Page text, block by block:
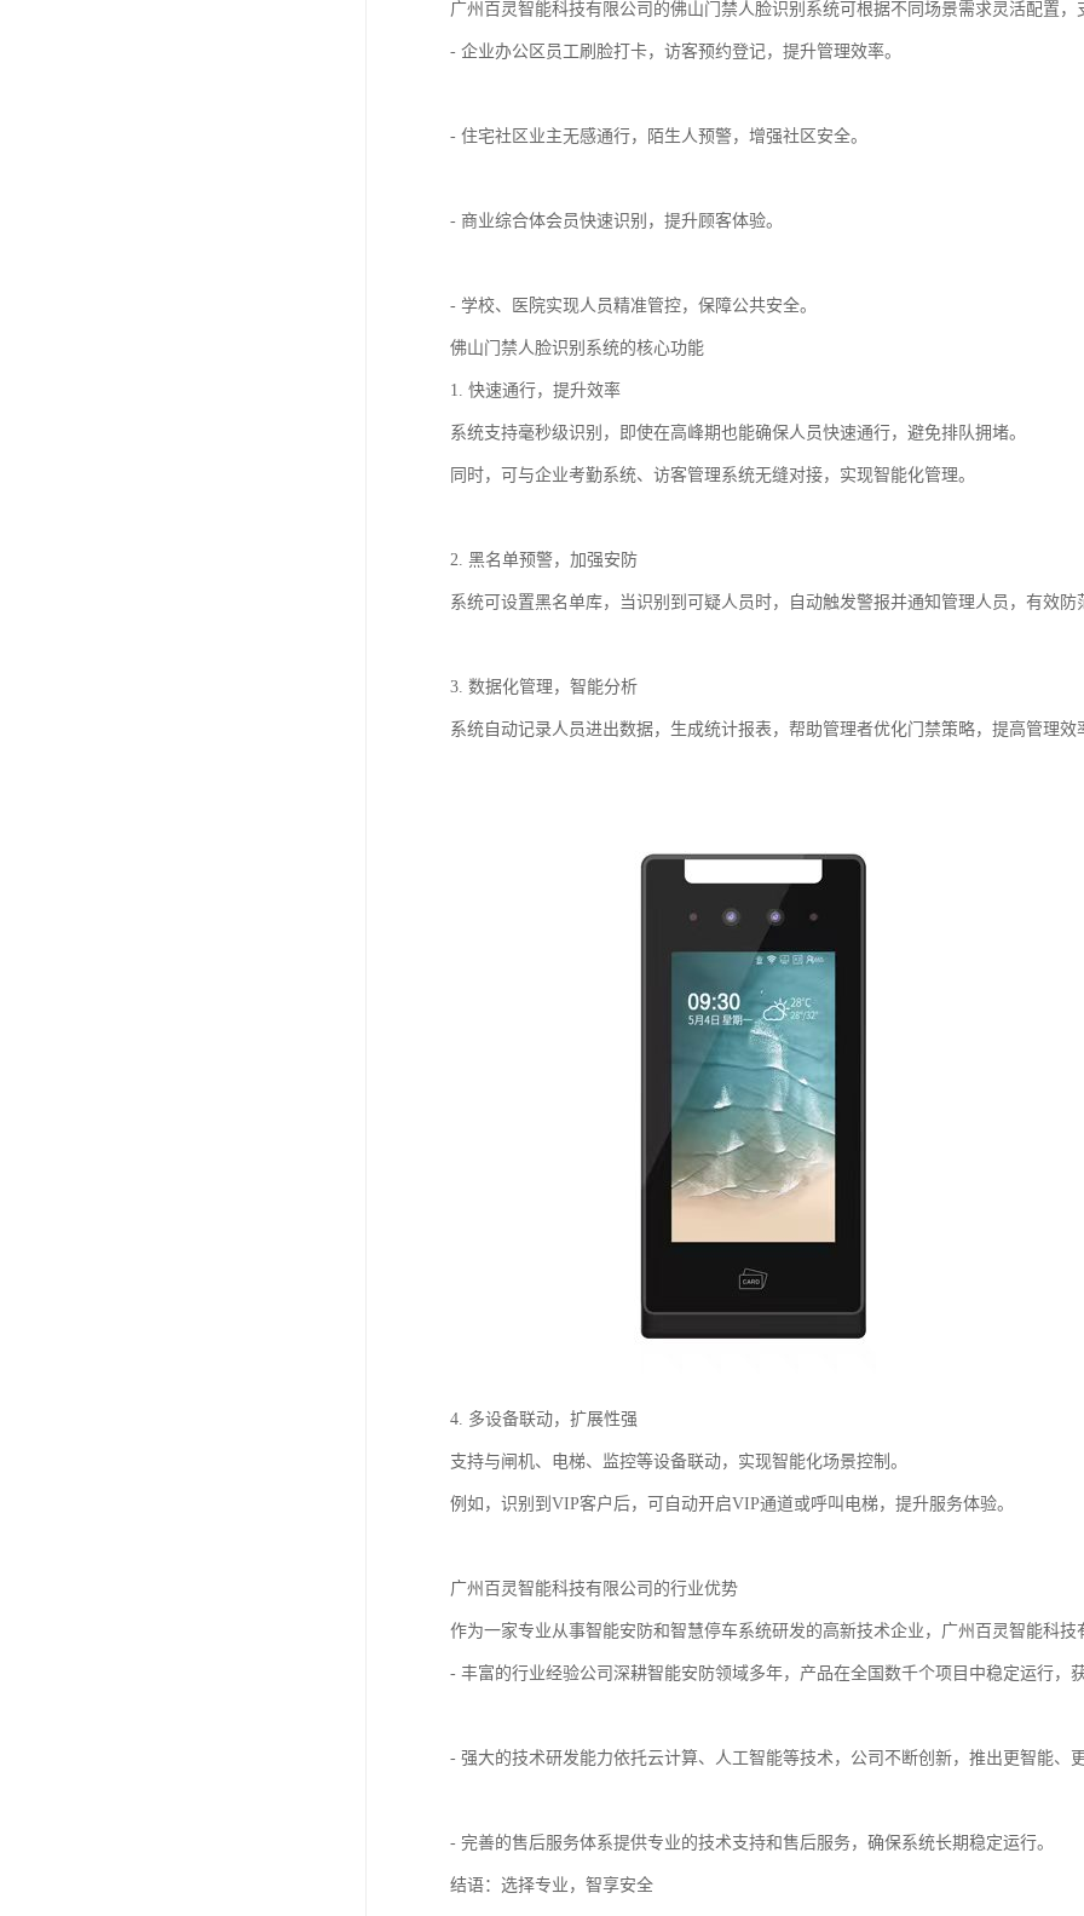
广州百灵智能科技有限公司的佛山门禁人脸识别系统可根据不同场景需求灵活配置，
- 企业办公区员工刷脸打卡，访客预约登记，提升管理效率。
- 住宅社区业主无感通行，陌生人预警，增强社区安全。
- 商业综合体会员快速识别，提升顾客体验。
- 学校、医院实现人员精准管控，保障公共安全。
佛山门禁人脸识别系统的核心功能
1. 快速通行，提升效率
系统支持毫秒级识别，即使在高峰期也能确保人员快速通行，避免排队拥堵。
同时，可与企业考勤系统、访客管理系统无缝对接，实现智能化管理。
2. 黑名单预警，加强安防
系统可设置黑名单库，当识别到可疑人员时，自动触发警报并通知管理人员，有效防
3. 数据化管理，智能分析
系统自动记录人员进出数据，生成统计报表，帮助管理者优化门禁策略，提高管理效
4. 多设备联动，扩展性强
支持与闸机、电梯、监控等设备联动，实现智能化场景控制。
例如，识别到VIP客户后，可自动开启VIP通道或呼叫电梯，提升服务体验。
广州百灵智能科技有限公司的行业优势
作为一家专业从事智能安防和智慧停车系统研发的高新技术企业，广州百灵智能科
- 丰富的行业经验公司深耕智能安防领域多年，产品在全国数千个项目中稳定运行，
- 强大的技术研发能力依托云计算、人工智能等技术，公司不断创新，推出更智能、
- 完善的售后服务体系提供专业的技术支持和售后服务，确保系统长期稳定运行。
结语：选择专业，智享安全